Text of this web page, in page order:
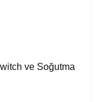
ve Soğutma